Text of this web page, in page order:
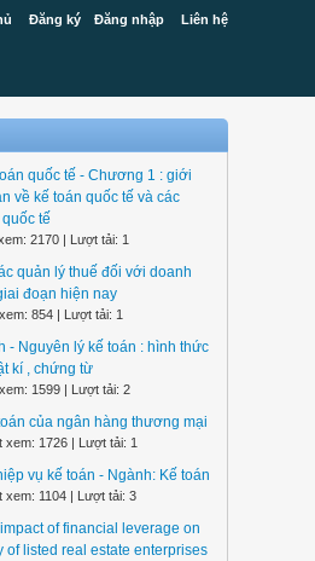
Đăng ký Đăng nhập Liên hệ
quốc tế - Chương 1 : giới
về kế toán quốc tế và các
tế
2170 | Lượt tải: 1
quản lý thuế đối với doanh
đoạn hiện nay
854 | Lượt tải: 1
- Nguyên lý kế toán : hình thức
kí , chứng từ
1599 | Lượt tải: 2
của ngân hàng thương mại
xem: 1726 | Lượt tải: 1
vụ kế toán - Ngành: Kế toán
xem: 1104 | Lượt tải: 3
of financial leverage on
of listed real estate enterprises